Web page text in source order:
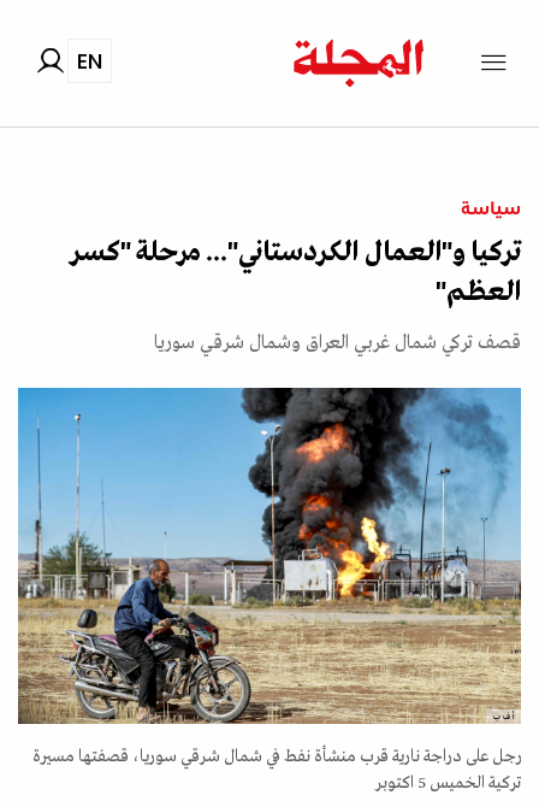
EN
سياسة
تركيا و"العمال الكردستاني"... مرحلة "كسر
العظم"
قصف تركي شمال غربي العراق وشمال شرقي سوريا
أ ف ب
رجل على دراجة نارية قرب منشأة نفط في شمال شرقي سوريا، قصفتها مسيرة
تركية الخميس 5 اكتوبر